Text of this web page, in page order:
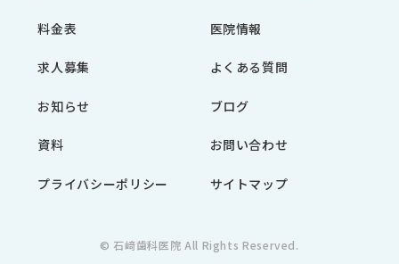
料金表 医院情報
求人募集 よくある質問
お知らせ ブログ
資料 お問い合わせ
プライバシーポリシー サイトマップ
© 石﨑歯科医院 All Rights Reserved.